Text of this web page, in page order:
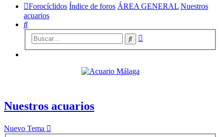
Forocíclidos Índice de foros ÁREA GENERAL Nuestros
acuarios
Buscar
Buscar
Nuestros acuarios
Nuevo Tema